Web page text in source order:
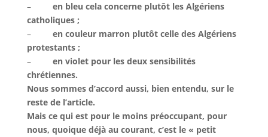
–
en bleu cela concerne plutôt les Algériens
catholiques ;
–
en couleur marron plutôt celle des Algériens
protestants ;
–
en violet pour les deux sensibilités
chrétiennes.
Nous sommes d’accord aussi, bien entendu, sur le
reste de l’article.
Mais ce qui est pour le moins préoccupant, pour
nous, quoique déjà au courant, c’est le « petit